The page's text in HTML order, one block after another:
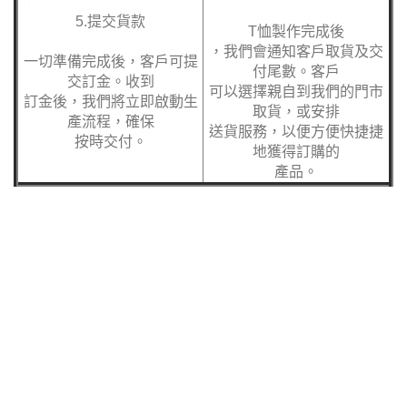
5.提交貨款
一切準備完成後，客戶可提
交訂金。收到
訂金後，我們將立即啟動生
產流程，確保
按時交付。
T恤製作完成後
，我們會通知客戶取貨及交
付尾數。客戶
可以選擇親自到我們的門市
取貨，或安排
送貨服務，以便方便快捷捷
地獲得訂購的
產品。